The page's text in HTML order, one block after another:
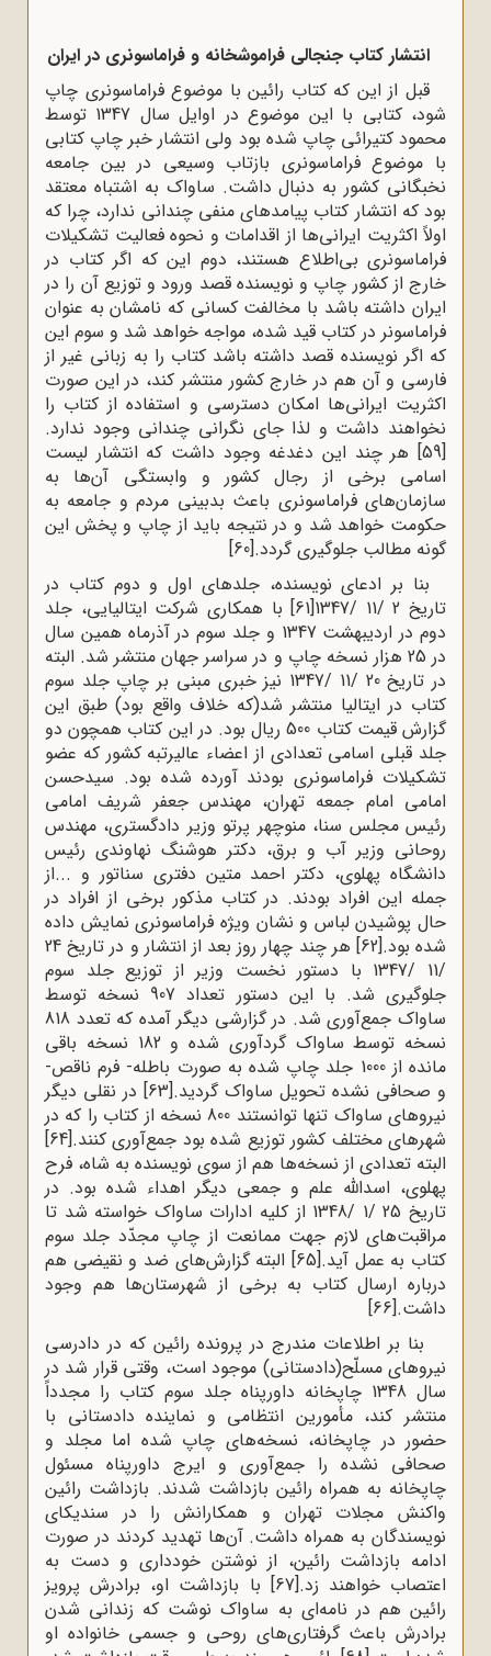
انتشار کتاب جنجالی فراموشخانه و فراماسونرى در ایران
قبل از این که کتاب رائین با موضوع فراماسونری چاپ
شود، کتابی با این موضوع در اوایل سال 1347 توسط
محمود کتیرائی چاپ شده بود ولی انتشار خبر چاپ کتابی
با موضوع فراماسونری بازتاب وسیعی در بین جامعه
نخبگانی کشور به دنبال داشت. ساواک به اشتباه معتقد
بود که انتشار کتاب پیامدهای منفی چندانی ندارد، چرا که
اولاً اکثریت ایرانی‌ها از اقدامات و نحوه فعالیت تشکیلات
فراماسونری بی‌اطلاع هستند، دوم این که اگر کتاب در
خارج از کشور چاپ و نویسنده قصد ورود و توزیع آن را در
ایران داشته باشد با مخالفت کسانی که نامشان به عنوان
فراماسونر در کتاب قید شده، مواجه خواهد شد و سوم این
که اگر نویسنده قصد داشته باشد کتاب را به زبانی غیر از
فارسی و آن هم در خارج کشور منتشر کند، در این صورت
اکثریت ایرانی‌ها امکان دسترسی و استفاده از کتاب را
نخواهند داشت و لذا جای نگرانی چندانی وجود ندارد.
[59]
هر چند این دغدغه وجود داشت ‌که انتشار لیست
اسامی برخی از رجال کشور و وابستگی آن‌ها به
سازمان‌های فراماسونری باعث بدبینی مردم و جامعه به
حکومت خواهد شد و در نتیجه باید از چاپ و پخش این
گونه مطالب جلوگیری گردد.[60]
بنا بر ادعای نویسنده، جلدهای اول و دوم کتاب در
تاریخ 2 /11 /1347
[61]
با همکاری شرکت ایتالیایی، جلد
دوم در اردیبهشت 1347 و جلد سوم در آذرماه همین سال
در 25 هزار نسخه چاپ و در سراسر جهان منتشر شد. البته
در تاریخ 20 /11 /1347 نیز خبری مبنی بر چاپ جلد سوم
کتاب در ایتالیا منتشر شد(که خلاف واقع بود) طبق این
گزارش قیمت کتاب 500 ریال بود. در این کتاب همچون دو
جلد قبلی اسامی تعدادی از اعضاء عالیرتبه کشور که عضو
تشکیلات فراماسونری بودند آورده شده بود. سیدحسن
امامى امام جمعه تهران، مهندس جعفر شریف‌ امامى
رئیس مجلس سنا، منوچهر پرتو وزیر دادگسترى، مهندس
روحانى وزیر آب و برق، دکتر هوشنگ نهاوندى رئیس
دانشگاه پهلوى، دکتر احمد متین دفترى سناتور و ...از
جمله این افراد بودند. در کتاب مذکور برخی از افراد در
حال پوشیدن لباس و نشان ویژه فراماسونری نمایش داده
شده بود.[62]
هر چند چهار روز بعد از انتشار و در تاریخ 24
/11 /1347 با دستور نخست وزیر از توزیع جلد سوم
جلوگیری شد. با این دستور تعداد 907 نسخه توسط
ساواک جمع‌آوری شد. در گزارشی دیگر آمده که تعدد 818
نسخه توسط ساواک گردآوری شده و 182 نسخه باقی
مانده از 1000 جلد چاپ شده به صورت باطله- فرم ناقص-
و صحافی نشده تحویل ساواک گردید.[63]
در نقلی دیگر
نیروهای ساواک تنها توانستند 800 نسخه از کتاب را که در
شهرهای مختلف کشور توزیع شده بود جمع‌آوری کنند.[64]
البته تعدادی از نسخه‌ها هم از سوی نویسنده به شاه، فرح
پهلوی، اسدالله علم و جمعی دیگر اهداء شده بود. در
تاریخ 25 /1 /1348 از کلیه ادارات ساواک خواسته شد تا
مراقبت‌های لازم جهت ممانعت از چاپ مجدّد جلد سوم
کتاب به عمل آید.[65]
البته گزارش‌های ضد و نقیضی هم
درباره ارسال کتاب به برخی از شهرستان‌ها هم وجود
داشت.[66]
بنا بر اطلاعات مندرج در پرونده رائین که در دادرسی
نیروهای مسلّح(دادستانی) موجود است، وقتی قرار شد در
سال 1348 چاپخانه داورپناه جلد سوم کتاب را مجدداً
منتشر کند، مأمورین انتظامی و نماینده دادستانی با
حضور در چاپخانه، نسخه‌های چاپ شده اما مجلد و
صحافی نشده را جمع‌آوری و ایرج داورپناه مسئول
چاپخانه به همراه رائین بازداشت شدند. بازداشت رائین
واکنش مجلات تهران و همکارانش را در سندیکای
نویسندگان به همراه داشت. آن‌ها تهدید کردند در صورت
ادامه بازداشت رائین، از نوشتن خودداری و دست به
اعتصاب خواهند زد.[67]
با بازداشت او، برادرش پرویز
رائین هم در نامه‌ای به ساواک نوشت که زندانی شدن
برادرش باعث گرفتاری‌های روحی و جسمی خانواده او